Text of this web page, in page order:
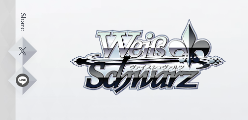
Share
X
L
ス